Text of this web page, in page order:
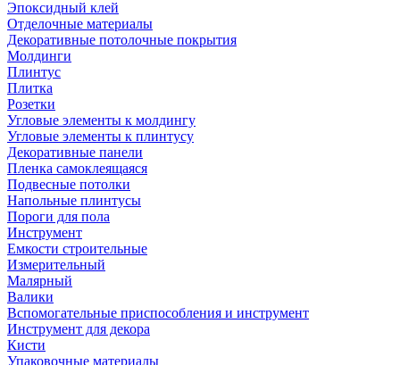
Эпоксидный клей
Отделочные материалы
Декоративные потолочные покрытия
Молдинги
Плинтус
Плитка
Розетки
Угловые элементы к молдингу
Угловые элементы к плинтусу
Декоративные панели
Пленка самоклеящаяся
Подвесные потолки
Напольные плинтусы
Пороги для пола
Инструмент
Емкости строительные
Измерительный
Малярный
Валики
Вспомогательные приспособления и инструмент
Инструмент для декора
Кисти
Упаковочные материалы